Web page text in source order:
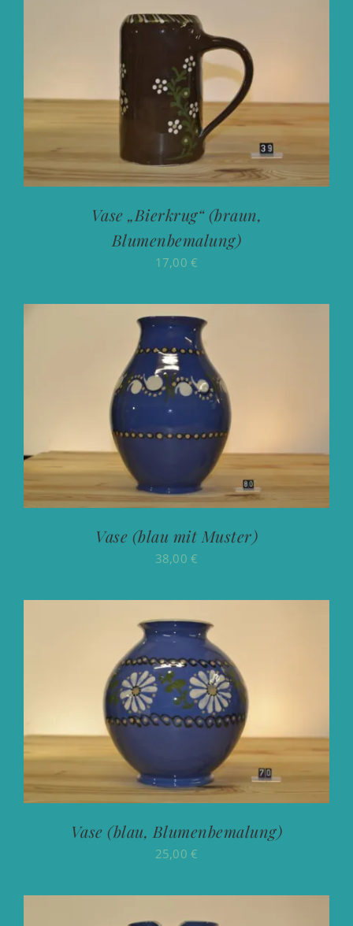
Vase „Bierkrug“ (braun,
Blumenbemalung)
17,00€
Vase (blau mit Muster)
38,00€
Vase (blau, Blumenbemalung)
25,00€